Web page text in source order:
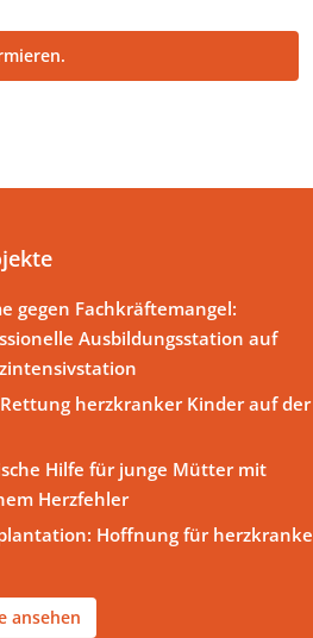
gegen Fachkräftemangel:
Ausbildungsstation auf
herzkranker Kinder auf der
Hilfe für junge Mütter mit
Herzfehler
Hoffnung für herzkranke
ansehen